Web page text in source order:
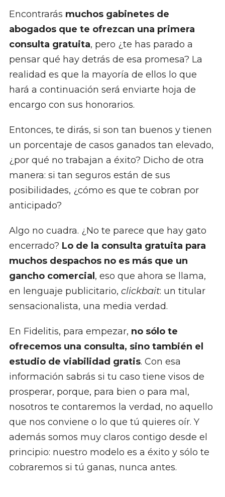
Encontrarás muchos gabinetes de
abogados que te ofrezcan una primera
consulta gratuita, pero ¿te has parado a
pensar qué hay detrás de esa promesa? La
realidad es que la mayoría de ellos lo que
hará a continuación será enviarte hoja de
encargo con sus honorarios.
Entonces, te dirás, si son tan buenos y tienen
un porcentaje de casos ganados tan elevado,
¿por qué no trabajan a éxito? Dicho de otra
manera: si tan seguros están de sus
posibilidades, ¿cómo es que te cobran por
anticipado?
Algo no cuadra. ¿No te parece que hay gato
encerrado? Lo de la consulta gratuita para
muchos despachos no es más que un
gancho comercial, eso que ahora se llama,
en lenguaje publicitario, clickbait: un titular
sensacionalista, una media verdad.
En Fidelitis, para empezar, no sólo te
ofrecemos una consulta, sino también el
estudio de viabilidad gratis. Con esa
información sabrás si tu caso tiene visos de
prosperar, porque, para bien o para mal,
nosotros te contaremos la verdad, no aquello
que nos conviene o lo que tú quieres oír. Y
además somos muy claros contigo desde el
principio: nuestro modelo es a éxito y sólo te
cobraremos si tú ganas, nunca antes.